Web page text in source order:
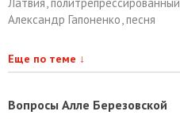
Александр Гапоненко песня
Еще по теме ↓
Вопросы Алле Березовской